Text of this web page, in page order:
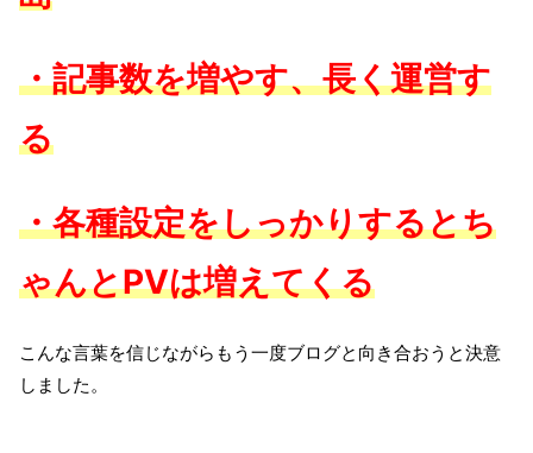
・記事数を増やす、長く運営す
る
・各種設定をしっかりするとち
ゃんとPVは増えてくる
こんな言葉を信じながらもう一度ブログと向き合おうと決意
しました。